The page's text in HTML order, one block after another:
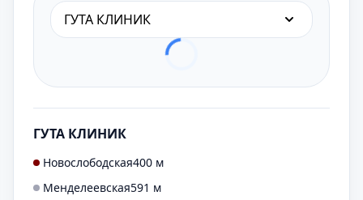
ГУТА КЛИНИК
ГУТА КЛИНИК
Новослободская400 м
Менделеевская591 м